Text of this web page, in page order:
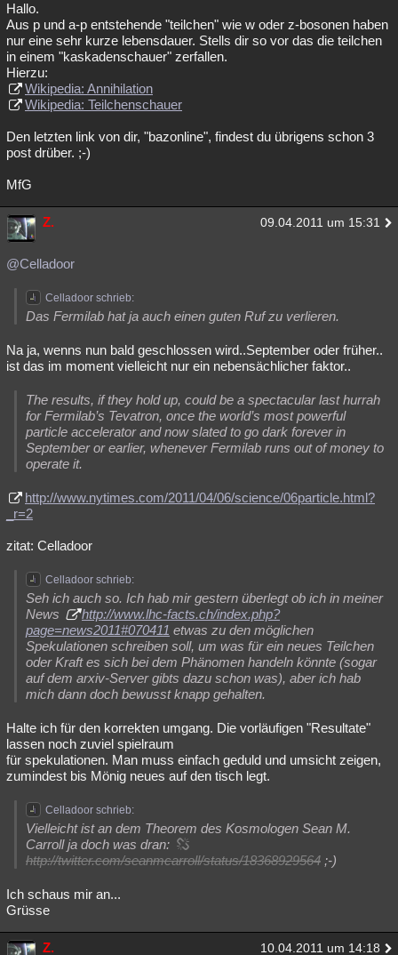
Hallo.
Aus p und a-p entstehende "teilchen" wie w oder z-bosonen haben
nur eine sehr kurze lebensdauer. Stells dir so vor das die teilchen
in einem "kaskadenschauer" zerfallen.
Hierzu:
Wikipedia: Annihilation
Wikipedia: Teilchenschauer
Den letzten link von dir, "bazonline", findest du übrigens schon 3
post drüber. ;-)
MfG
Z. 09.04.2011 um 15:31
@Celladoor
Celladoor schrieb:
Das Fermilab hat ja auch einen guten Ruf zu verlieren.
Na ja, wenns nun bald geschlossen wird..September oder früher..
ist das im moment vielleicht nur ein nebensächlicher faktor..
The results, if they hold up, could be a spectacular last hurrah
for Fermilab’s Tevatron, once the world’s most powerful
particle accelerator and now slated to go dark forever in
September or earlier, whenever Fermilab runs out of money to
operate it.
http://www.nytimes.com/2011/04/06/science/06particle.html?
_r=2
zitat: Celladoor
Celladoor schrieb:
Seh ich auch so. Ich hab mir gestern überlegt ob ich in meiner
News
http://www.lhc-facts.ch/index.php?
page=news2011#070411 etwas zu den möglichen
Spekulationen schreiben soll, um was für ein neues Teilchen
oder Kraft es sich bei dem Phänomen handeln könnte (sogar
auf dem arxiv-Server gibts dazu schon was), aber ich hab
mich dann doch bewusst knapp gehalten.
Halte ich für den korrekten umgang. Die vorläufigen "Resultate"
lassen noch zuviel spielraum
für spekulationen. Man muss einfach geduld und umsicht zeigen,
zumindest bis Mönig neues auf den tisch legt.
Celladoor schrieb:
Vielleicht ist an dem Theorem des Kosmologen Sean M.
Carroll ja doch was dran:
http://twitter.com/seanmcarroll/status/18368929564 ;-)
Ich schaus mir an...
Grüsse
Z. 10.04.2011 um 14:18